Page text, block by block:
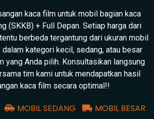
kaca film untuk mobil bagian kaca
(SKKB) + Full Depan. Setiap harga dari
berbeda tergantung dari ukuran mobil
dalam kategori kecil, sedang, atau besar
yang Anda pilih. Konsultasikan langsung
tim kami untuk mendapatkan hasil
kaca film secara optimal!!
MOBIL SEDANG MOBIL BESAR